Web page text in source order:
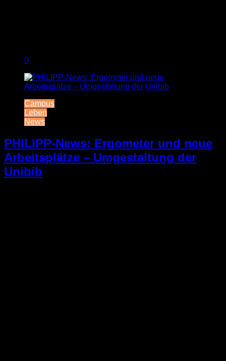
0
Campus
Leben
News
PHILIPP-News: Ergometer und neue
Arbeitsplätze – Umgestaltung der
Unibib